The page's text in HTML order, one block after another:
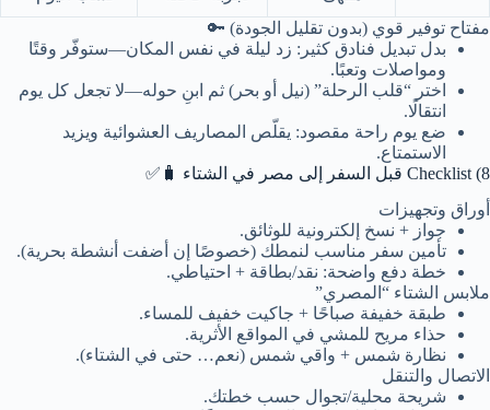
مفتاح توفير قوي (بدون تقليل الجودة) 🔑
بدل تبديل فنادق كثير: زد ليلة في نفس المكان—ستوفّر وقتًا
ومواصلات وتعبًا.
اختر “قلب الرحلة” (نيل أو بحر) ثم ابنِ حوله—لا تجعل كل يوم
انتقالًا.
ضع يوم راحة مقصود: يقلّص المصاريف العشوائية ويزيد
الاستمتاع.
8) Checklist قبل السفر إلى مصر في الشتاء 🧳✅
أوراق وتجهيزات
جواز + نسخ إلكترونية للوثائق.
تأمين سفر مناسب لنمطك (خصوصًا إن أضفت أنشطة بحرية).
خطة دفع واضحة: نقد/بطاقة + احتياطي.
ملابس الشتاء “المصري”
طبقة خفيفة صباحًا + جاكيت خفيف للمساء.
حذاء مريح للمشي في المواقع الأثرية.
نظارة شمس + واقي شمس (نعم… حتى في الشتاء).
الاتصال والتنقل
شريحة محلية/تجوال حسب خطتك.